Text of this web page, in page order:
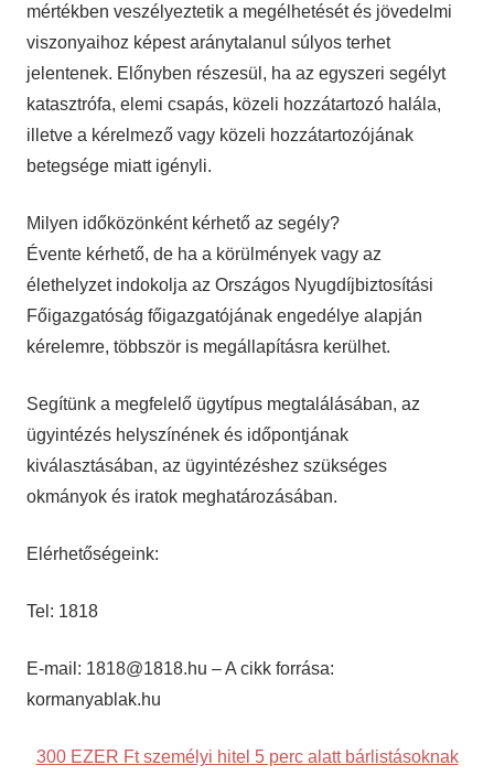
mértékben veszélyeztetik a megélhetését és jövedelmi
viszonyaihoz képest aránytalanul súlyos terhet
jelentenek. Előnyben részesül, ha az egyszeri segélyt
katasztrófa, elemi csapás, közeli hozzátartozó halála,
illetve a kérelmező vagy közeli hozzátartozójának
betegsége miatt igényli.
Milyen időközönként kérhető az segély?
Évente kérhető, de ha a körülmények vagy az
élethelyzet indokolja az Országos Nyugdíjbiztosítási
Főigazgatóság főigazgatójának engedélye alapján
kérelemre, többször is megállapításra kerülhet.
Segítünk a megfelelő ügytípus megtalálásában, az
ügyintézés helyszínének és időpontjának
kiválasztásában, az ügyintézéshez szükséges
okmányok és iratok meghatározásában.
Elérhetőségeink:
Tel: 1818
E-mail: 1818@1818.hu – A cikk forrása:
kormanyablak.hu
300 EZER Ft személyi hitel 5 perc alatt bárlistásoknak